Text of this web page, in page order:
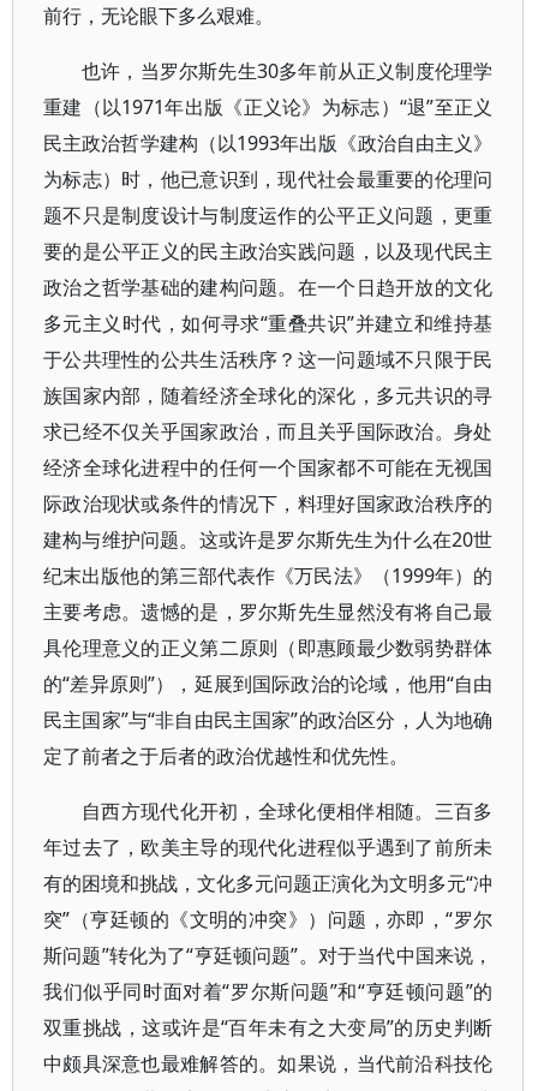
前行，无论眼下多么艰难。
也许，当罗尔斯先生30多年前从正义制度伦理学
重建（以1971年出版《正义论》为标志）“退”至正义
民主政治哲学建构（以1993年出版《政治自由主义》
为标志）时，他已意识到，现代社会最重要的伦理问
题不只是制度设计与制度运作的公平正义问题，更重
要的是公平正义的民主政治实践问题，以及现代民主
政治之哲学基础的建构问题。在一个日趋开放的文化
多元主义时代，如何寻求“重叠共识”并建立和维持基
于公共理性的公共生活秩序？这一问题域不只限于民
族国家内部，随着经济全球化的深化，多元共识的寻
求已经不仅关乎国家政治，而且关乎国际政治。身处
经济全球化进程中的任何一个国家都不可能在无视国
际政治现状或条件的情况下，料理好国家政治秩序的
建构与维护问题。这或许是罗尔斯先生为什么在20世
纪末出版他的第三部代表作《万民法》（1999年）的
主要考虑。遗憾的是，罗尔斯先生显然没有将自己最
具伦理意义的正义第二原则（即惠顾最少数弱势群体
的“差异原则”），延展到国际政治的论域，他用“自由
民主国家”与“非自由民主国家”的政治区分，人为地确
定了前者之于后者的政治优越性和优先性。
自西方现代化开初，全球化便相伴相随。三百多
年过去了，欧美主导的现代化进程似乎遇到了前所未
有的困境和挑战，文化多元问题正演化为文明多元“冲
突”（亨廷顿的《文明的冲突》）问题，亦即，“罗尔
斯问题”转化为了“亨廷顿问题”。对于当代中国来说，
我们似乎同时面对着“罗尔斯问题”和“亨廷顿问题”的
双重挑战，这或许是“百年未有之大变局”的历史判断
中颇具深意也最难解答的。如果说，当代前沿科技伦